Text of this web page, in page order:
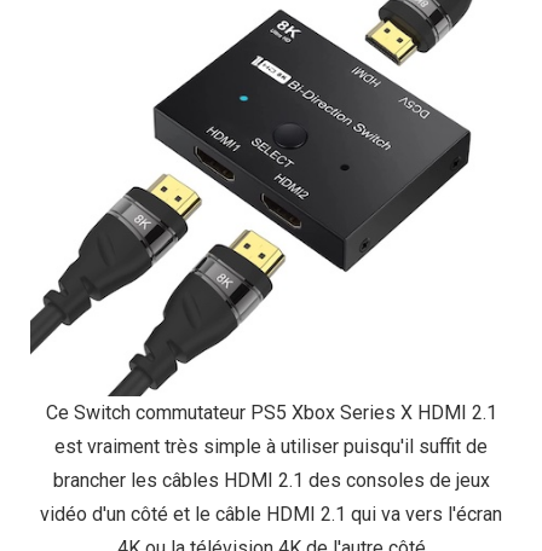
Ce Switch commutateur PS5 Xbox Series X HDMI 2.1
est vraiment très simple à utiliser puisqu'il suffit de
brancher les câbles HDMI 2.1 des consoles de jeux
vidéo d'un côté et le câble HDMI 2.1 qui va vers l'écran